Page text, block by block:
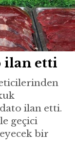
ilan etti
ilan etti.
geçici
bir